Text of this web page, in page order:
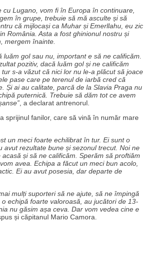
cu Lugano, vom fi în Europa în continuare,
în grupe, trebuie să mă asculte și să
că mijlocași ca Muhar și Emerllahu, eu zic
România. Asta a fost ghinionul nostru și
mergem înainte.
luăm gol sau nu, important e să ne calificăm.
pozitiv, dacă luăm gol și ne calificăm
s-a văzut că nici lor nu le-a plăcut să joace
pase care pe terenul de iarbă cred că
Și ai au calitate, parcă de la Slavia Praga nu
puternică. Trebuie să dăm tot ce avem
, a declarat antrenorul.
sprijinul fanilor, care să vină în număr mare
un meci foarte echilibrat în tur. Ei sunt o
avut rezultate bune și sezonul trecut. Noi ne
și să ne calificăm. Sperăm să proftiăm
avea. Echipa a făcut un meci bun acolo,
Ei au avut posesia, dar departe de
mulți suporteri să ne ajute, să ne împingă
echipă foarte valoroasă, au jucători de 13-
nu găsim așa ceva. Dar vom vedea cine e
și căpitanul Mario Camora.